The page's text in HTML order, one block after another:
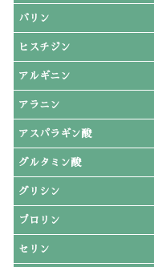
バリン
ヒスチジン
アルギニン
アラニン
アスパラギン酸
グルタミン酸
グリシン
プロリン
セリン